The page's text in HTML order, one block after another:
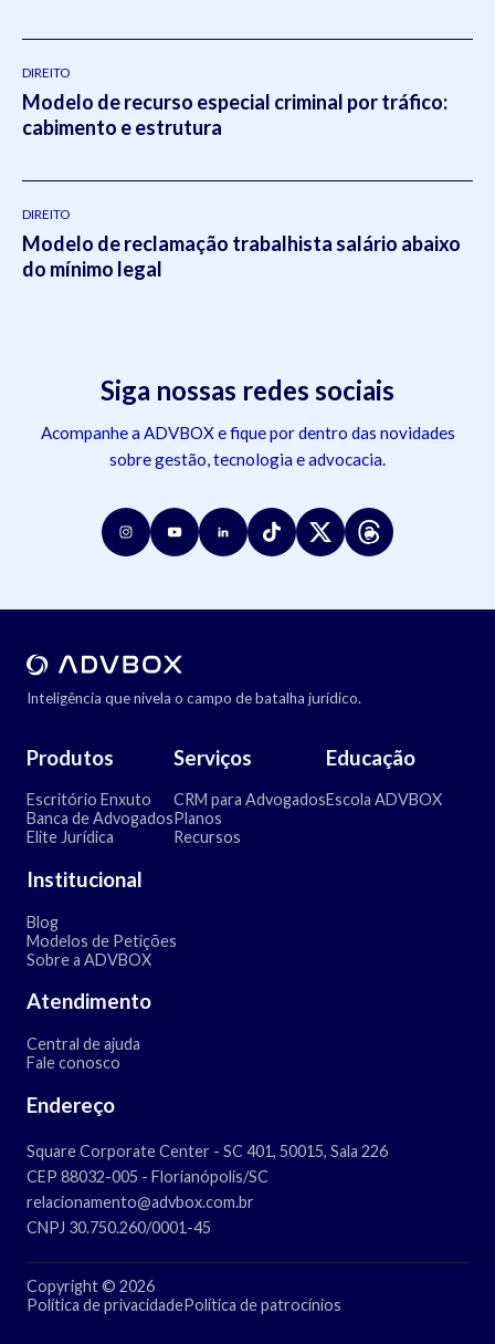
DIREITO
Modelo de recurso especial criminal por tráfico:
cabimento e estrutura
DIREITO
Modelo de reclamação trabalhista salário abaixo
do mínimo legal
Siga nossas redes sociais
Acompanhe a ADVBOX e fique por dentro das novidades
sobre gestão, tecnologia e advocacia.
Inteligência que nivela o campo de batalha jurídico.
Produtos
Escritório Enxuto
Banca de Advogados
Elite Jurídica
Serviços
CRM para Advogados
Planos
Recursos
Educação
Escola ADVBOX
Institucional
Blog
Modelos de Petições
Sobre a ADVBOX
Atendimento
Central de ajuda
Fale conosco
Endereço
Square Corporate Center - SC 401, 50015, Sala 226
CEP 88032-005 - Florianópolis/SC
relacionamento@advbox.com.br
CNPJ 30.750.260/0001-45
Copyright © 2026
Política de privacidadePolítica de patrocínios